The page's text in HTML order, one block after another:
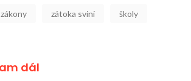
zákony zátoka sviní školy
dál